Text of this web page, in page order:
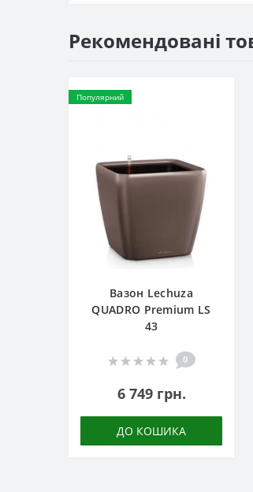
Рекомендовані
Популярний
Вазон Lechuza
QUADRO Premium LS
43
0
6 749 грн.
ДО КОШИКА